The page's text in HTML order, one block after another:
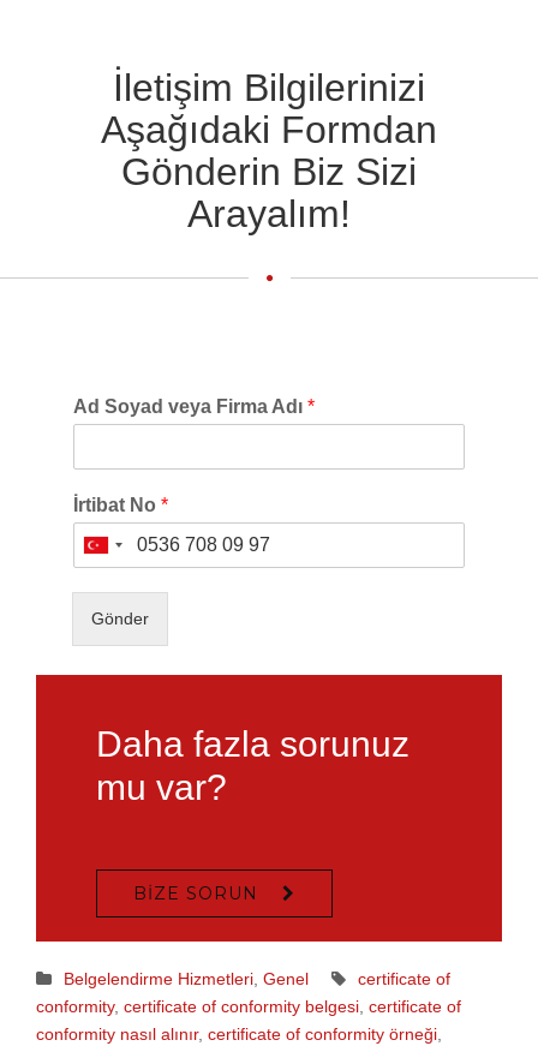
İletişim Bilgilerinizi
Aşağıdaki Formdan
Gönderin Biz Sizi
Arayalım!
Ad Soyad veya Firma Adı *
İrtibat No *
Turkey
Gönder
Daha fazla sorunuz
mu var?
BIZE SORUN
Belgelendirme Hizmetleri, Genel
certificate of
conformity, certificate of conformity belgesi, certificate of
conformity nasıl alınır, certificate of conformity örneği,